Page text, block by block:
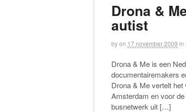
Drona &
autist
byon 17 november 2009 in
Drona & Me is een
documentairemakers
Drona & Me vertelt
Amsterdam en voor
busnetwerk uit […]